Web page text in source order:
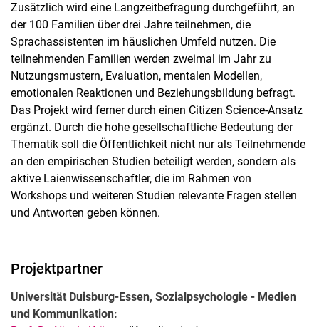
Zusätzlich wird eine Langzeitbefragung durchgeführt, an
der 100 Familien über drei Jahre teilnehmen, die
Sprachassistenten im häuslichen Umfeld nutzen. Die
teilnehmenden Familien werden zweimal im Jahr zu
Nutzungsmustern, Evaluation, mentalen Modellen,
emotionalen Reaktionen und Beziehungsbildung befragt.
Das Projekt wird ferner durch einen Citizen Science-Ansatz
ergänzt. Durch die hohe gesellschaftliche Bedeutung der
Thematik soll die Öffentlichkeit nicht nur als Teilnehmende
an den empirischen Studien beteiligt werden, sondern als
aktive Laienwissenschaftler, die im Rahmen von
Workshops und weiteren Studien relevante Fragen stellen
und Antworten geben können.
Projektpartner
Universität Duisburg-Essen, Sozialpsychologie - Medien
und Kommunikation: